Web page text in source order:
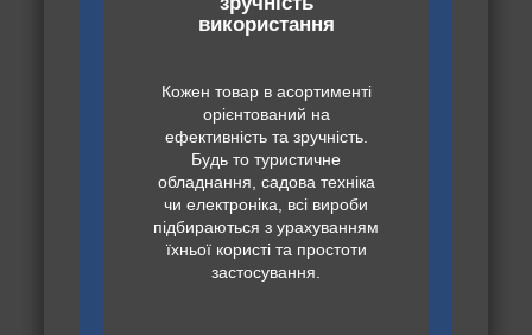
використання
Кожен товар в асортименті
орієнтований на
ефективність та зручність.
Будь то туристичне
обладнання, садова техніка
чи електроніка, всі вироби
підбираються з урахуванням
їхньої користі та простоти
застосування.